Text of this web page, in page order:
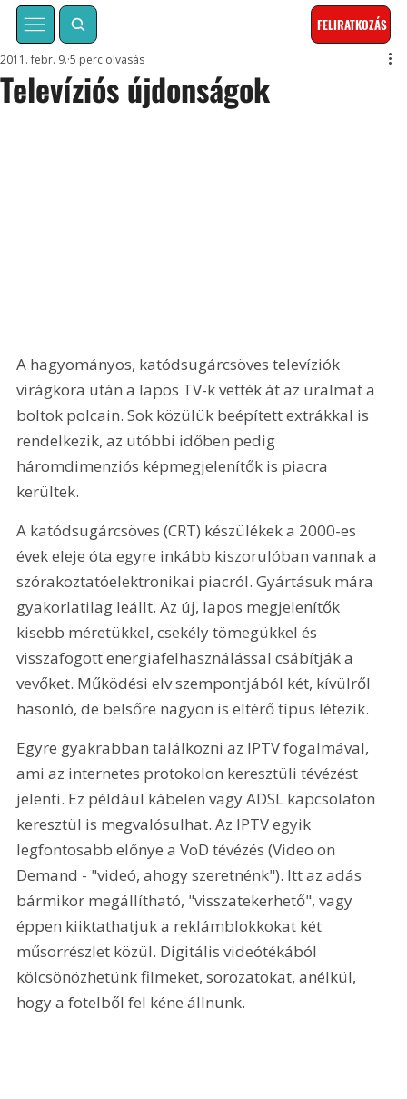
FELIRATKOZÁS
Televíziós újdonságok
2011. febr. 9. 5 perc olvasás
A hagyományos, katódsugárcsöves televíziók
virágkora után a lapos TV-k vették át az uralmat a
boltok polcain. Sok közülük beépített extrákkal is
rendelkezik, az utóbbi időben pedig
háromdimenziós képmegjelenítők is piacra
kerültek.
A katódsugárcsöves (CRT) készülékek a 2000-es
évek eleje óta egyre inkább kiszorulóban vannak a
szórakoztatóelektronikai piacról. Gyártásuk mára
gyakorlatilag leállt. Az új, lapos megjelenítők
kisebb méretükkel, csekély tömegükkel és
visszafogott energiafelhasználással csábítják a
vevőket. Működési elv szempontjából két, kívülről
hasonló, de belsőre nagyon is eltérő típus létezik.
Egyre gyakrabban találkozni az IPTV fogalmával,
ami az internetes protokolon keresztüli tévézést
jelenti. Ez például kábelen vagy ADSL kapcsolaton
keresztül is megvalósulhat. Az IPTV egyik
legfontosabb előnye a VoD tévézés (Video on
Demand - "videó, ahogy szeretnénk"). Itt az adás
bármikor megállítható, "visszatekerhető", vagy
éppen kiiktathatjuk a reklámblokkokat két
műsorrészlet közül. Digitális videótékából
kölcsönözhetünk filmeket, sorozatokat, anélkül,
hogy a fotelből fel kéne állnunk.